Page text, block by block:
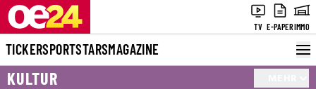
TV E-PAPERIMMO
TICKERSPORTSTARSMAGAZINE
KULTUR